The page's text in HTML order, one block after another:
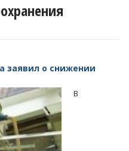
заявил о снижении
В